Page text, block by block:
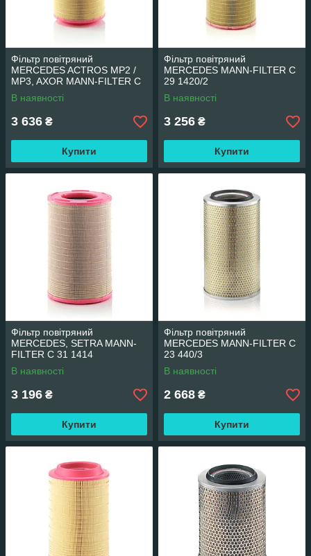
Фільтр повітряний
MERCEDES ACTROS MP2 /
MP3, AXOR MANN-FILTER C
27 1320/3
В наявності
3 636 ₴
Купити
Фільтр повітряний
MERCEDES MANN-FILTER C
29 1420/2
В наявності
3 256 ₴
Купити
Фільтр повітряний
MERCEDES, SETRA MANN-
FILTER C 31 1414
В наявності
3 196 ₴
Купити
Фільтр повітряний
MERCEDES MANN-FILTER C
23 440/3
В наявності
2 668 ₴
Купити